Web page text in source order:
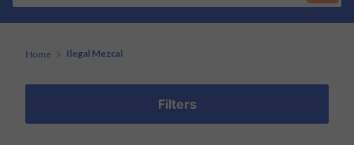
Home Ilegal Mezcal
Filters